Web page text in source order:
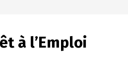
à l’Emploi